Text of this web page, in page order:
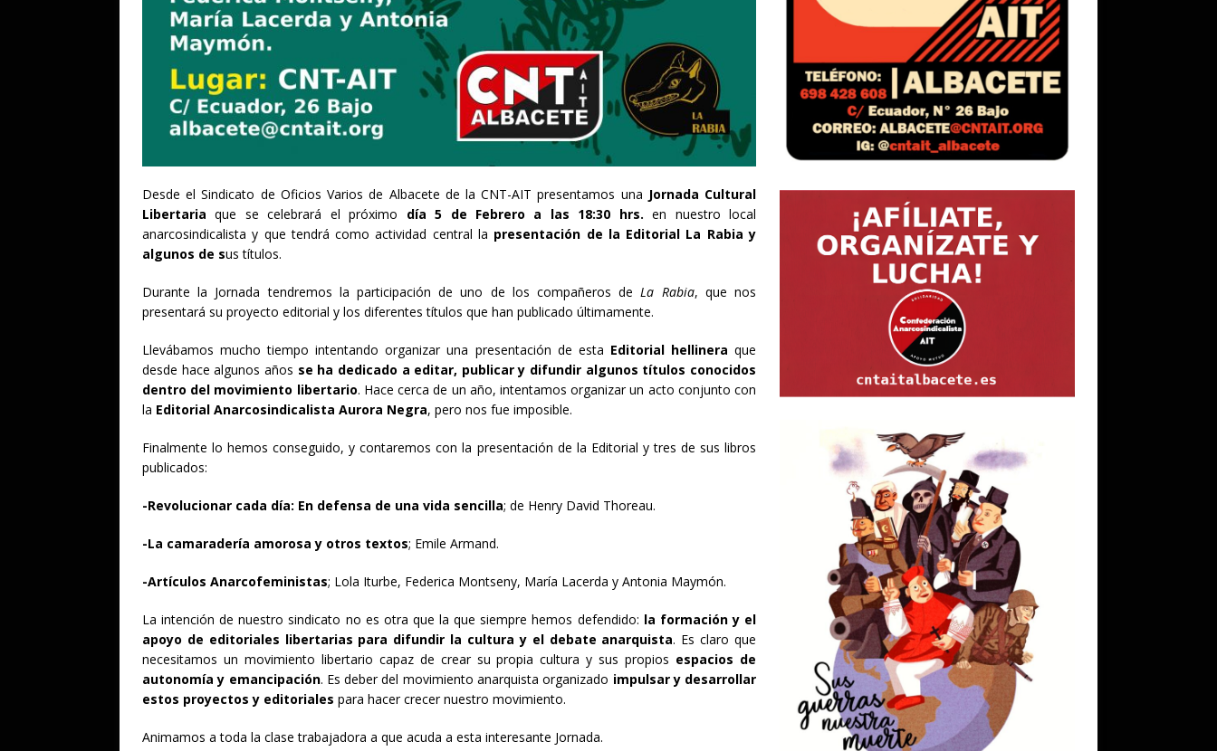
Desde el Sindicato de Oficios Varios de Albacete de la CNT-AIT presentamos una Jornada Cultural
Libertaria que se celebrará el próximo día 5 de Febrero a las 18:30 hrs. en nuestro local
anarcosindicalista y que tendrá como actividad central la presentación de la Editorial La Rabia y
algunos de sus títulos.
Durante la Jornada tendremos la participación de uno de los compañeros deLa Rabia, que nos
presentará su proyecto editorial y los diferentes títulos que han publicado últimamente.
Llevábamos mucho tiempo intentando organizar una presentación de esta Editorial hellinera que
desde hace algunos años se ha dedicado a editar, publicar y difundir algunos títulos conocidos
dentro del movimiento libertario. Hace cerca de un año, intentamos organizar un acto conjunto con
la Editorial Anarcosindicalista Aurora Negra, pero nos fue imposible.
Finalmente lo hemos conseguido, y contaremos con la presentación de la Editorial y tres de sus libros
publicados:
-Revolucionar cada día: En defensa de una vida sencilla; de Henry David Thoreau.
-La camaradería amorosa y otros textos; Emile Armand.
-Artículos Anarcofeministas; Lola Iturbe, Federica Montseny, María Lacerda y Antonia Maymón.
La intención de nuestro sindicato no es otra que la que siempre hemos defendido: la formación y el
apoyo de editoriales libertarias para difundir la cultura y el debate anarquista. Es claro que
necesitamos un movimiento libertario capaz de crear su propia cultura y sus propios espacios de
autonomía y emancipación. Es deber del movimiento anarquista organizado impulsar y desarrollar
estos proyectos y editoriales para hacer crecer nuestro movimiento.
Animamos a toda la clase trabajadora a que acuda a esta interesante Jornada.